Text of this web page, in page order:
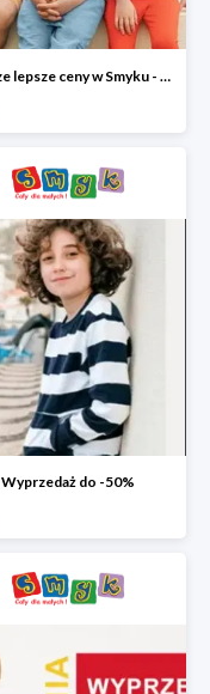
Jeszcze lepsze ceny w Smyku - ubrania i buty do -70%
Wyprzedaż do -50%